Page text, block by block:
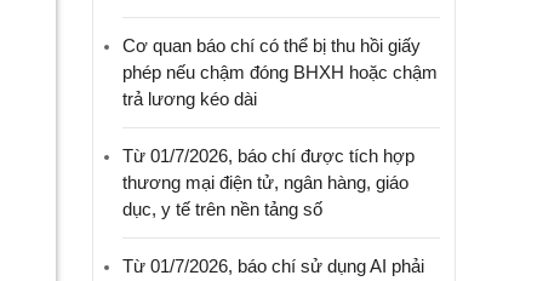
Cơ quan báo chí có thể bị thu hồi giấy
phép nếu chậm đóng BHXH hoặc chậm
trả lương kéo dài
Từ 01/7/2026, báo chí được tích hợp
thương mại điện tử, ngân hàng, giáo
dục, y tế trên nền tảng số
Từ 01/7/2026, báo chí sử dụng AI phải